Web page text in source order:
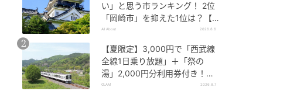
い」と思う市ランキング！ 2位
「岡崎市」を抑えた1位は？【2
026年調査】
All About 2026.8.6
【夏限定】3,000円で「西武線
全線1日乗り放題」＋「祭の
湯」2,000円分利用券付き！
『秩父 夏のおでかけきっぷ』で
GLAM 2026.8.7